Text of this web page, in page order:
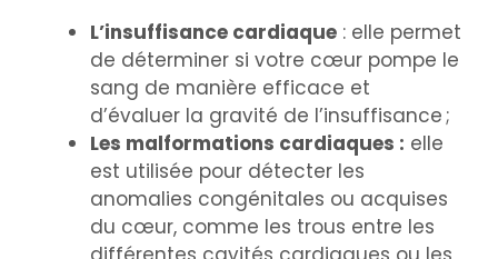
L’insuffisance cardiaque : elle permet
de déterminer si votre cœur pompe le
sang de manière efficace et
d’évaluer la gravité de l’insuffisance ;
Les malformations cardiaques : elle
est utilisée pour détecter les
anomalies congénitales ou acquises
du cœur, comme les trous entre les